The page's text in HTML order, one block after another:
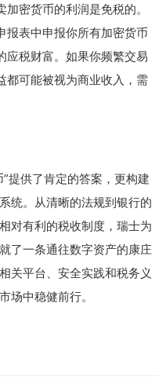
密货币的利润是免税的。
报表中申报你所有加密货币
应税财富。如果你频繁交易
都可能被视为商业收入，需
提供了肯定的答案，更构建
统。从清晰的法规到银行的
对有利的税收制度，瑞士为
了一条通往数字资产的康庄
关平台、安全实践和税务义
场中稳健前行。